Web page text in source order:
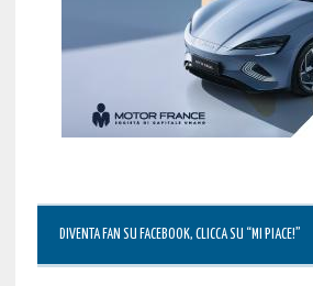
DIVENTA FAN SU FACEBOOK, CLICCA SU “MI PIACE!”